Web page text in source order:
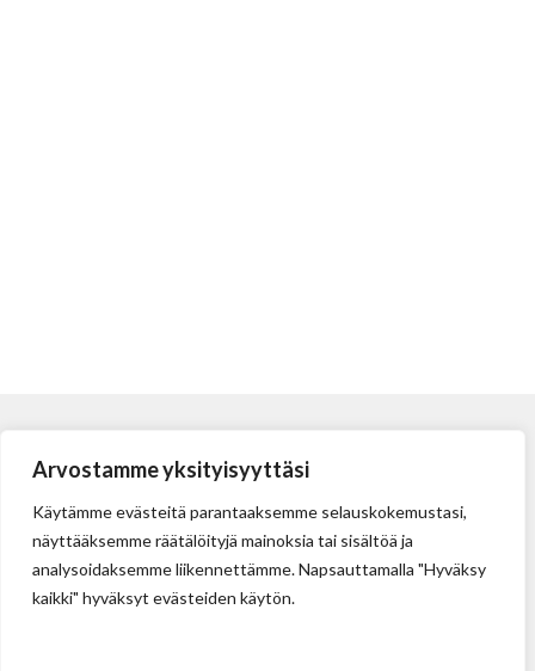
Arvostamme yksityisyyttäsi
Käytämme evästeitä parantaaksemme selauskokemustasi,
näyttääksemme räätälöityjä mainoksia tai sisältöä ja
analysoidaksemme liikennettämme. Napsauttamalla "Hyväksy
kaikki" hyväksyt evästeiden käytön.
Tehdas